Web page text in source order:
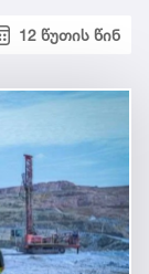
12 წუთის წინ